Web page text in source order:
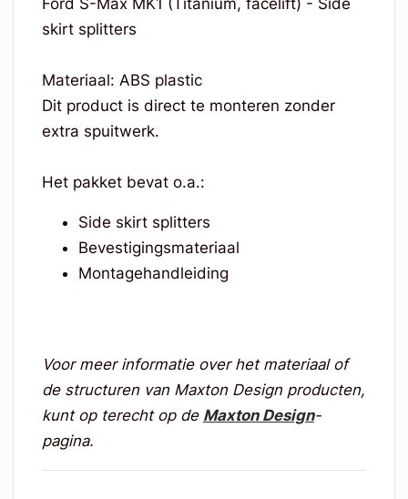
Ford S-Max MK1 (Titanium, facelift) - Side
skirt splitters
Materiaal: ABS plastic
Dit product is direct te monteren zonder
extra spuitwerk.
Het pakket bevat o.a.:
Side skirt splitters
Bevestigingsmateriaal
Montagehandleiding
Voor meer informatie over het materiaal of
de structuren van Maxton Design producten,
kunt op terecht op de Maxton Design-
pagina.